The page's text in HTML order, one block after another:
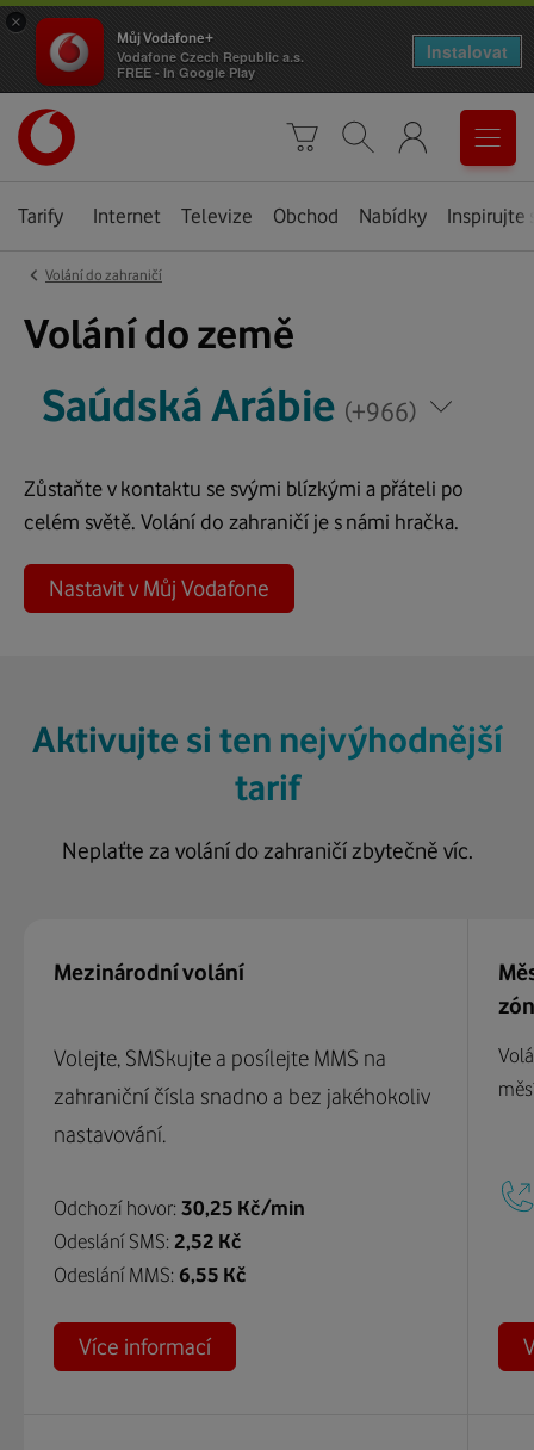
stránka
Košík Vyhledávání Menu
Tarify Internet Televize Obchod Nabídky Inspirujte
‹ Volání do zahraničí
Volání do země
Arábie
Napište
zemi,
voláte
Saúdská Arábie (+966)
Napište
zemi,
voláte
Zůstaňte v kontaktu se svými blízkými a přáteli po
celém světě. Volání do zahraničí je s námi hračka.
Nastavit v Můj Vodafone
Aktivujte si ten nejvýhodnější
tarif
Neplaťte za volání do zahraničí zbytečně víc.
Mezinárodní volání
Volejte, SMSkujte a posílejte MMS na
zahraniční čísla snadno a bez jakéhokoliv
nastavování.
Odchozí hovor: 30,25 Kč/min
Odeslání SMS: 2,52 Kč
Odeslání MMS: 6,55 Kč
Více informací
×
Můj Vodafone+
Vodafone Czech Republic a.s.
FREE - In Google Play
Instalovat